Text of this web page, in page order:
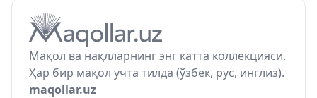
Мақол ва нақлларнинг энг катта коллекцияси.
Ҳар бир мақол учта тилда (ўзбек, рус, инглиз).
maqollar.uz